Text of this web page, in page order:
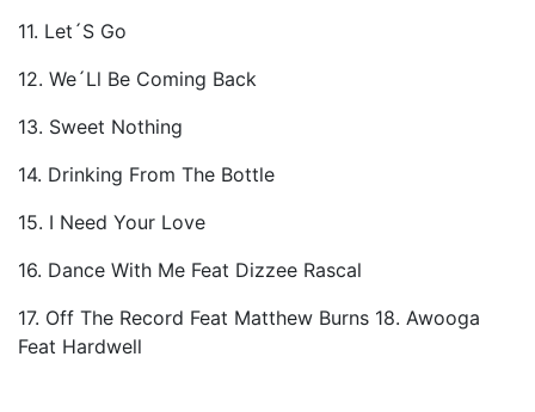
11. Let´S Go
12. We´Ll Be Coming Back
13. Sweet Nothing
14. Drinking From The Bottle
15. I Need Your Love
16. Dance With Me Feat Dizzee Rascal
17. Off The Record Feat Matthew Burns 18. Awooga
Feat Hardwell